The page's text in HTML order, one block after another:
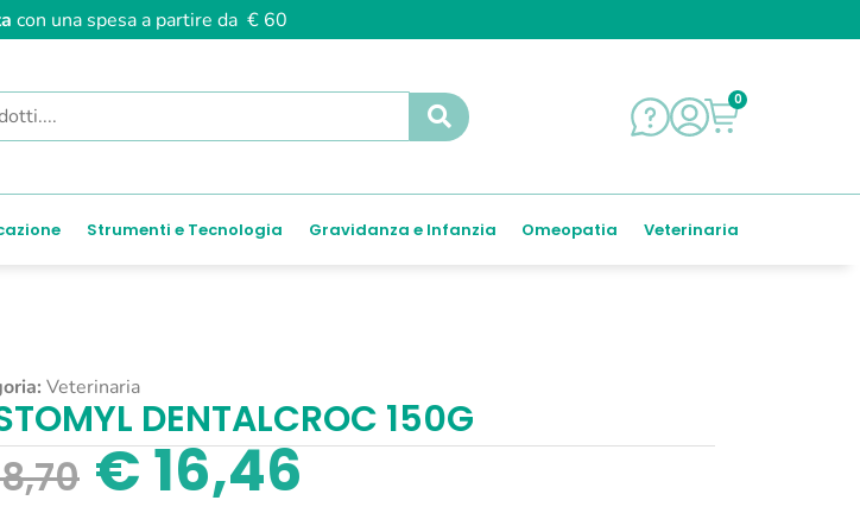
con una spesa a partire da € 60
0
Strumenti e Tecnologia Gravidanza e Infanzia Omeopatia Veterinaria
Veterinaria
DENTALCROC 150G
€16,46